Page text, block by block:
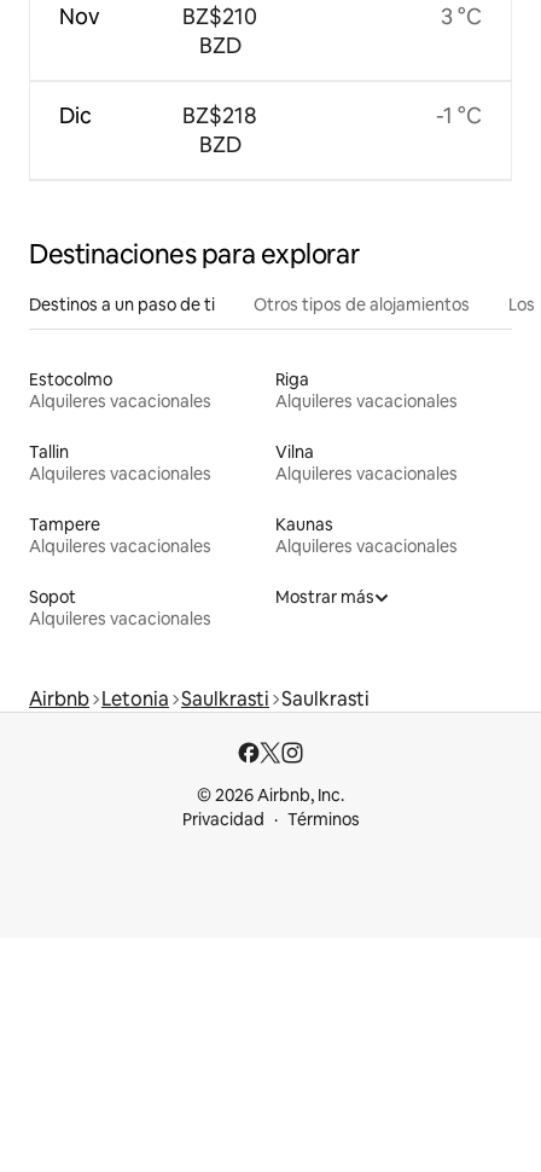
Nov
Dic
BZ$210
BZD
BZ$218
BZD
3 °C
-1 °C
Destinaciones para explorar
Destinos a un paso de ti Otros tipos de alojamientos
Estocolmo
Alquileres vacacionales
Riga
Alquileres vacacionales
Tallin
Alquileres vacacionales
Vilna
Alquileres vacacionales
Tampere
Alquileres vacacionales
Kaunas
Alquileres vacacionales
Sopot
Alquileres vacacionales
Mostrar más
Airbnb Letonia Saulkrasti Saulkrasti
© 2026 Airbnb, Inc.
Privacidad
Términos